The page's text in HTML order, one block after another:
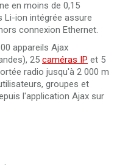
avec capteur de
pour alarme
avec capteur de
2 RB (Heat/
avec capteur de
2 RB (Heat/S
avec capteur de
2 RB (Heat/CO)
en moins de 0,15
Li-ion intégrée assure
connexion Ethernet.
appareils Ajax
25 caméras IP et 5
radio jusqu'à 2 000 m
groupes et
l'application Ajax sur